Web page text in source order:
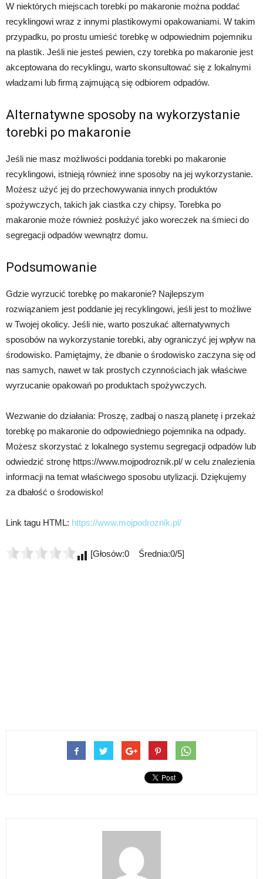
W niektórych miejscach torebki po makaronie można poddać
recyklingowi wraz z innymi plastikowymi opakowaniami. W takim
przypadku, po prostu umieść torebkę w odpowiednim pojemniku
na plastik. Jeśli nie jesteś pewien, czy torebka po makaronie jest
akceptowana do recyklingu, warto skonsultować się z lokalnymi
władzami lub firmą zajmującą się odbiorem odpadów.
Alternatywne sposoby na wykorzystanie
torebki po makaronie
Jeśli nie masz możliwości poddania torebki po makaronie
recyklingowi, istnieją również inne sposoby na jej wykorzystanie.
Możesz użyć jej do przechowywania innych produktów
spożywczych, takich jak ciastka czy chipsy. Torebka po
makaronie może również posłużyć jako woreczek na śmieci do
segregacji odpadów wewnątrz domu.
Podsumowanie
Gdzie wyrzucić torebkę po makaronie? Najlepszym
rozwiązaniem jest poddanie jej recyklingowi, jeśli jest to możliwe
w Twojej okolicy. Jeśli nie, warto poszukać alternatywnych
sposobów na wykorzystanie torebki, aby ograniczyć jej wpływ na
środowisko. Pamiętajmy, że dbanie o środowisko zaczyna się od
nas samych, nawet w tak prostych czynnościach jak właściwe
wyrzucanie opakowań po produktach spożywczych.
Wezwanie do działania: Proszę, zadbaj o naszą planetę i przekaż
torebkę po makaronie do odpowiedniego pojemnika na odpady.
Możesz skorzystać z lokalnego systemu segregacji odpadów lub
odwiedzić stronę https://www.mojpodroznik.pl/ w celu znalezienia
informacji na temat właściwego sposobu utylizacji. Dziękujemy
za dbałość o środowisko!
Link tagu HTML: https://www.mojpodroznik.pl/
[Głosów:0 Średnia:0/5]